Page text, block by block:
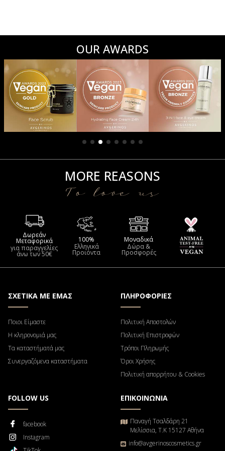
OUR AWARDS
MORE REASONS
To love us
Δωρεάν
Μεταφορικά
για παραγγελίες
άνω των 50€
100%
Ελληνικά
Προιόντα
Μοναδικά
Δώρα &
Προσφορές
ΣΧΕΤΙΚΑ ΜΕ ΕΜΑΣ
Ποιοι Είμαστε
Η κληρονομιά μας
Τα καταστήματά μας
Συνεργαζόμενα καταστήματα
ΠΛΗΡΟΦΟΡΙΕΣ
Πολιτική Αποστολών
Πολιτική Επιστροφών
Τρόποι Πληρωμής
Όροι Χρήσης
Πολιτική απορρήτου & Cookies
FOLLOW US
facebook
Instagram
ΕΠΙΚΟΙΝΩΝΙΑ
Παναγή Τσαλδάρη 21
Μελίσσια, Τ.Κ 15127 Αθήνα
info@avgerinoscosmetics.gr